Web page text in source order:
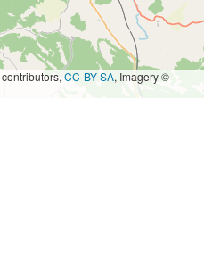
contributors, CC-BY-SA, Imagery ©